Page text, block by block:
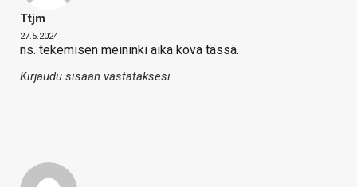
Ttjm
27.5.2024
ns. tekemisen meininki aika kova tässä.
Kirjaudu sisään vastataksesi